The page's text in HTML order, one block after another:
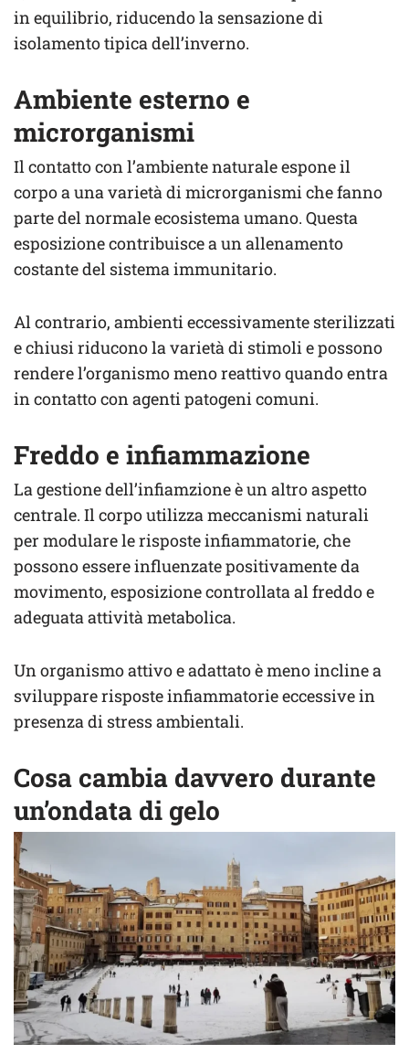
in equilibrio, riducendo la sensazione di
isolamento tipica dell’inverno.
Ambiente esterno e
microrganismi
Il contatto con l’ambiente naturale espone il
corpo a una varietà di microrganismi che fanno
parte del normale ecosistema umano. Questa
esposizione contribuisce a un allenamento
costante del sistema immunitario.
Al contrario, ambienti eccessivamente sterilizzati
e chiusi riducono la varietà di stimoli e possono
rendere l’organismo meno reattivo quando entra
in contatto con agenti patogeni comuni.
Freddo e infiammazione
La gestione dell’infiamzione è un altro aspetto
centrale. Il corpo utilizza meccanismi naturali
per modulare le risposte infiammatorie, che
possono essere influenzate positivamente da
movimento, esposizione controllata al freddo e
adeguata attività metabolica.
Un organismo attivo e adattato è meno incline a
sviluppare risposte infiammatorie eccessive in
presenza di stress ambientali.
Cosa cambia davvero durante
un’ondata di gelo